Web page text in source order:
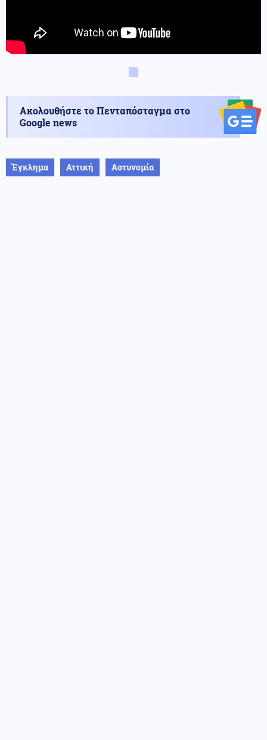
Ακολουθήστε το Πενταπόσταγμα στο
Google news
Έγκλημα Αττική Αστυνομία